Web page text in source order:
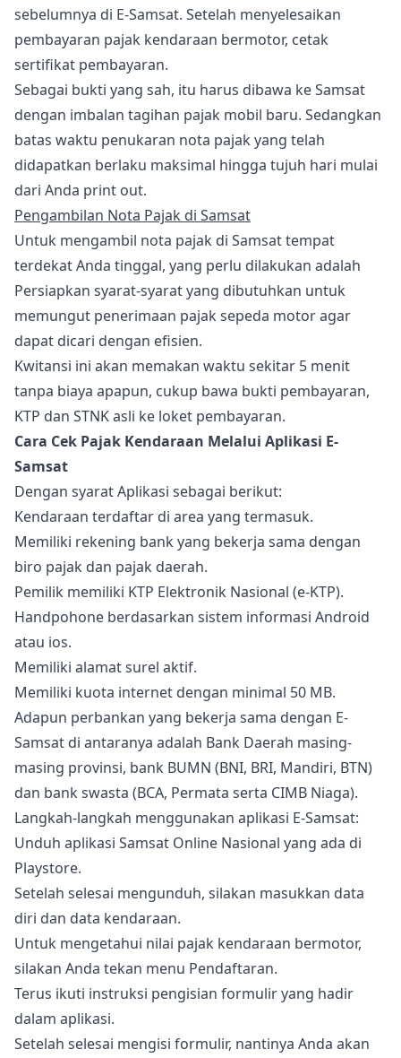
sebelumnya di E-Samsat. Setelah menyelesaikan
pembayaran pajak kendaraan bermotor, cetak
sertifikat pembayaran.
Sebagai bukti yang sah, itu harus dibawa ke Samsat
dengan imbalan tagihan pajak mobil baru. Sedangkan
batas waktu penukaran nota pajak yang telah
didapatkan berlaku maksimal hingga tujuh hari mulai
dari Anda print out.
Pengambilan Nota Pajak di Samsat
Untuk mengambil nota pajak di Samsat tempat
terdekat Anda tinggal, yang perlu dilakukan adalah
Persiapkan syarat-syarat yang dibutuhkan untuk
memungut penerimaan pajak sepeda motor agar
dapat dicari dengan efisien.
Kwitansi ini akan memakan waktu sekitar 5 menit
tanpa biaya apapun, cukup bawa bukti pembayaran,
KTP dan STNK asli ke loket pembayaran.
Cara Cek Pajak Kendaraan Melalui Aplikasi E-
Samsat
Dengan syarat Aplikasi sebagai berikut:
Kendaraan terdaftar di area yang termasuk.
Memiliki rekening bank yang bekerja sama dengan
biro pajak dan pajak daerah.
Pemilik memiliki KTP Elektronik Nasional (e-KTP).
Handpohone berdasarkan sistem informasi Android
atau ios.
Memiliki alamat surel aktif.
Memiliki kuota internet dengan minimal 50 MB.
Adapun perbankan yang bekerja sama dengan E-
Samsat di antaranya adalah Bank Daerah masing-
masing provinsi, bank BUMN (BNI, BRI, Mandiri, BTN)
dan bank swasta (BCA, Permata serta CIMB Niaga).
Langkah-langkah menggunakan aplikasi E-Samsat:
Unduh aplikasi Samsat Online Nasional yang ada di
Playstore.
Setelah selesai mengunduh, silakan masukkan data
diri dan data kendaraan.
Untuk mengetahui nilai pajak kendaraan bermotor,
silakan Anda tekan menu Pendaftaran.
Terus ikuti instruksi pengisian formulir yang hadir
dalam aplikasi.
Setelah selesai mengisi formulir, nantinya Anda akan